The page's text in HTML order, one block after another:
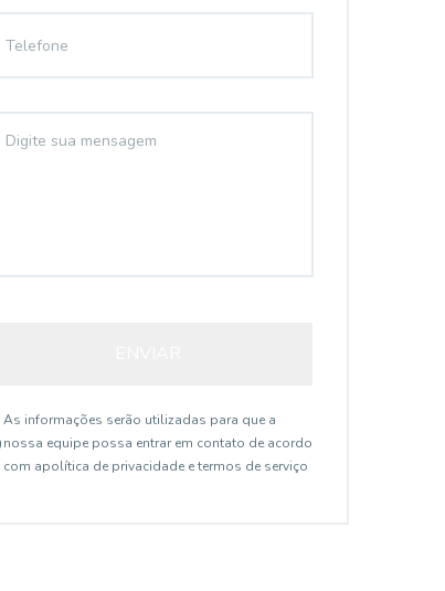
830.000,00
As informações serão utilizadas para que a
nossa equipe possa entrar em contato de acordo
com apolítica de privacidade e termos de serviço